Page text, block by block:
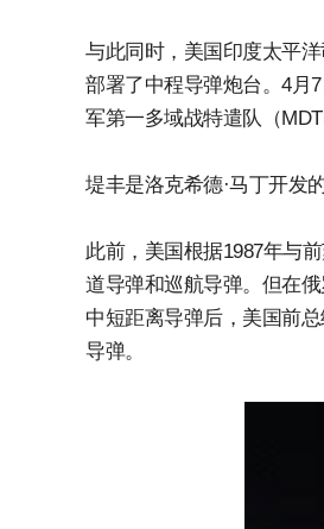
与此同时，美国印度太平
部署了中程导弹炮台。4月
军第一多域战特遣队（
堤丰是洛克希德·马丁开发
此前，美国根据1987年与
道导弹和巡航导弹。但在
中短距离导弹后，美国前
导弹。